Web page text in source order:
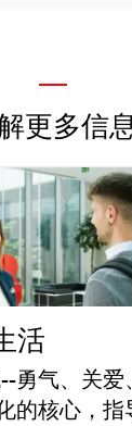
—
更多信
活
勇气、关爱
的核心，指